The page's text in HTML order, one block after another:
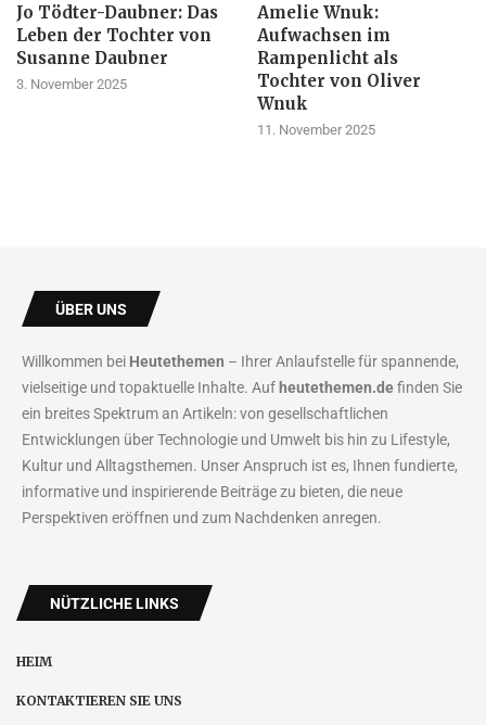
Jo Tödter-Daubner: Das
Leben der Tochter von
Susanne Daubner
3. November 2025
Amelie Wnuk:
Aufwachsen im
Rampenlicht als
Tochter von Oliver
Wnuk
11. November 2025
ÜBER UNS
Willkommen bei Heutethemen – Ihrer Anlaufstelle für spannende,
vielseitige und topaktuelle Inhalte. Auf heutethemen.definden Sie
ein breites Spektrum an Artikeln: von gesellschaftlichen
Entwicklungen über Technologie und Umwelt bis hin zu Lifestyle,
Kultur und Alltagsthemen. Unser Anspruch ist es, Ihnen fundierte,
informative und inspirierende Beiträge zu bieten, die neue
Perspektiven eröffnen und zum Nachdenken anregen.
NÜTZLICHE LINKS
HEIM
KONTAKTIEREN SIE UNS